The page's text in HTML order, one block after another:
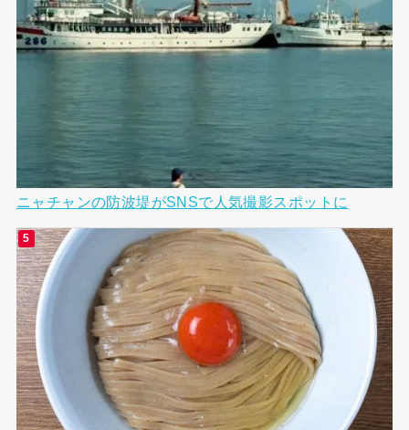
ニャチャンの防波堤がSNSで人気撮影スポットに